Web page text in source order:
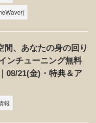
間、あなたの身の回り
ンチューニング無料
08/21(金)・特典＆ア
報